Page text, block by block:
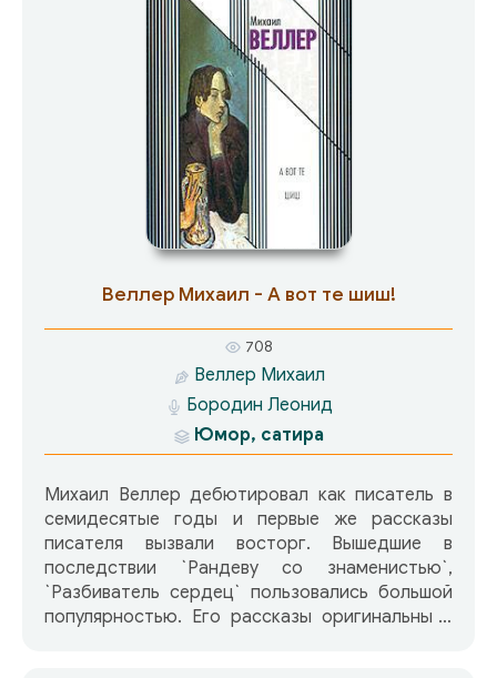
Веллер Михаил - А вот те шиш!
708
Веллер Михаил
Бородин Леонид
Юмор, сатира
Михаил Веллер дебютировал как писатель в
семидесятые годы и первые же рассказы
писателя вызвали восторг. Вышедшие в
последствии `Рандеву со знаменистью`,
`Разбиватель сердец` пользовались большой
популярностью. Его рассказы оригинальны и